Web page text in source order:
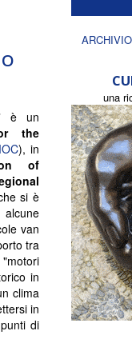
è un
the
), in
of
si è
van
tra
"motori
in
clima
in
di
una